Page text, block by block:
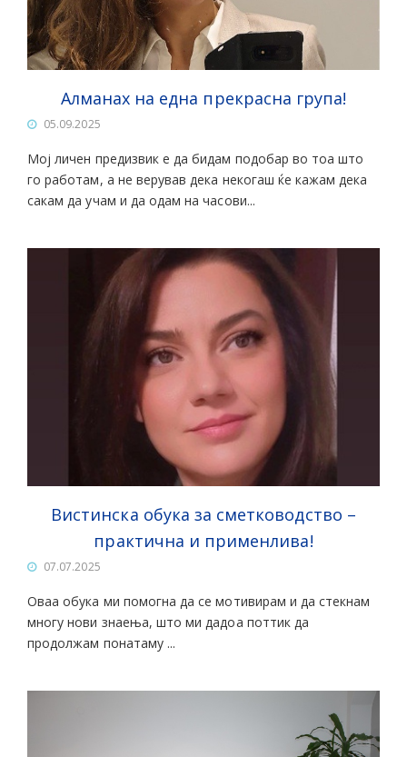
Алманах на една прекрасна група!
05.09.2025
Мој личен предизвик е да бидам подобар во тоа што
го работам, а не верував дека некогаш ќе кажам дека
сакам да учам и да одам на часови...
Вистинска обука за сметководство –
практична и применлива!
07.07.2025
Оваа обука ми помогна да се мотивирам и да стекнам
многу нови знаења, што ми дадоа поттик да
продолжам понатаму ...